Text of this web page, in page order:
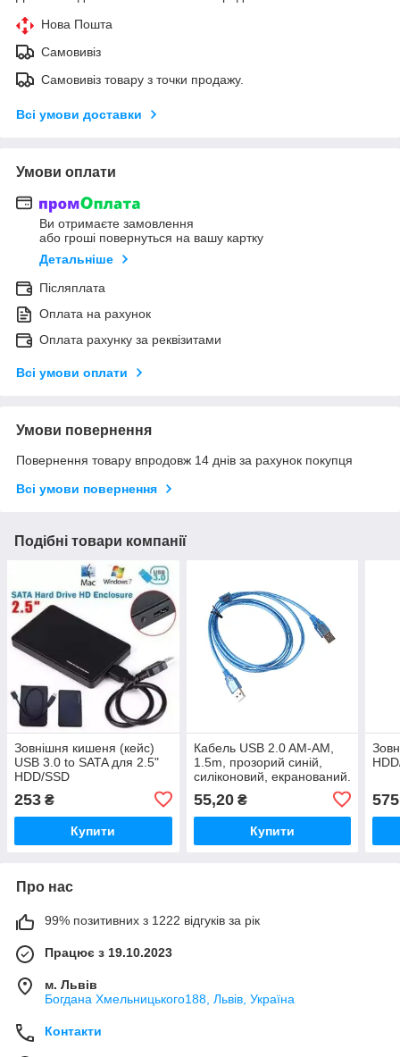
Нова Пошта
Самовивіз
Самовивіз товару з точки продажу.
Всі умови доставки
Умови оплати
Ви отримаєте замовлення
або гроші повернуться на вашу картку
Детальніше
Післяплата
Оплата на рахунок
Оплата рахунку за реквізитами
Всі умови оплати
Умови повернення
Повернення товару впродовж 14 днів за рахунок покупця
Всі умови повернення
Подібні товари компанії
Зовнішня кишеня (кейс)
USB 3.0 to SATA для 2.5"
HDD/SSD
253 ₴
Купити
Кабель USB 2.0 AM-AM,
1.5m, прозорий синій,
силіконовий, екранований.
55,20₴
Купити
575
Про нас
99% позитивних з 1222 відгуків за рік
Працює з 19.10.2023
м. Львів
Богдана Хмельницького188, Львів, Україна
Контакти